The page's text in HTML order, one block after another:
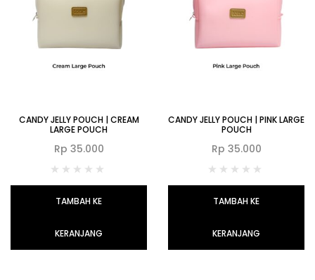
CANDY JELLY POUCH | CREAM
LARGE POUCH
Rp 35.000
TAMBAH KE
KERANJANG
CANDY JELLY POUCH | PINK LARGE
POUCH
Rp 35.000
TAMBAH KE
KERANJANG